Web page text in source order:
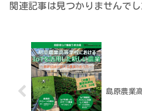
関連記事は見つかりませんでし
島原農業